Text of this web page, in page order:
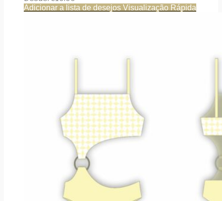
Adicionar a lista de desejos Visualização Rápida